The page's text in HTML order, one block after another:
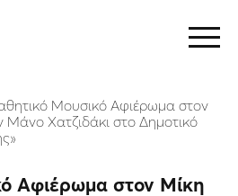
Μουσικό Αφιέρωμα στον
Χατζιδάκι στο Δημοτικό
Αφιέρωμα στον Μίκη